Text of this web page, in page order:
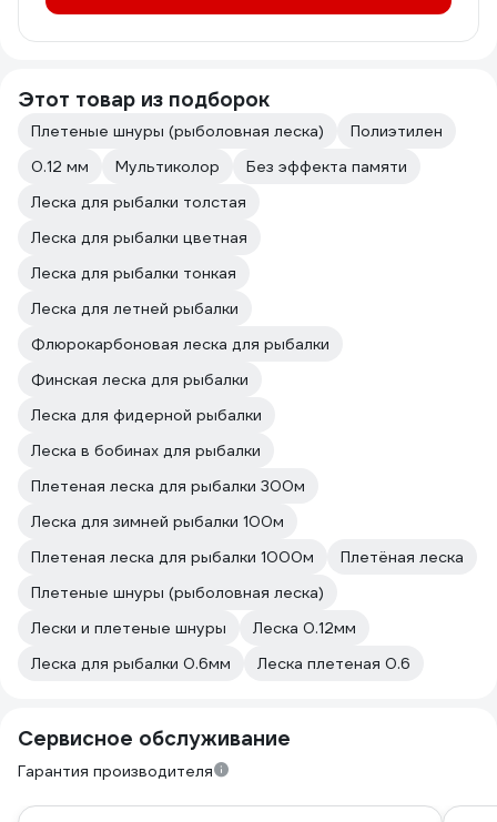
Этот товар из подборок
Плетеные шнуры (рыболовная леска)
Полиэтилен
0.12 мм
Мультиколор
Без эффекта памяти
Леска для рыбалки толстая
Леска для рыбалки цветная
Леска для рыбалки тонкая
Леска для летней рыбалки
Флюрокарбоновая леска для рыбалки
Финская леска для рыбалки
Леска для фидерной рыбалки
Леска в бобинах для рыбалки
Плетeная леска для рыбалки 300м
Леска для зимней рыбалки 100м
Плетeная леска для рыбалки 1000м
Плетёная леска
Плетеные шнуры (рыболовная леска)
Лески и плетеные шнуры
Леска 0.12мм
Леска для рыбалки 0.6мм
Леска плетеная 0.6
Сервисное обслуживание
Гарантия производителя